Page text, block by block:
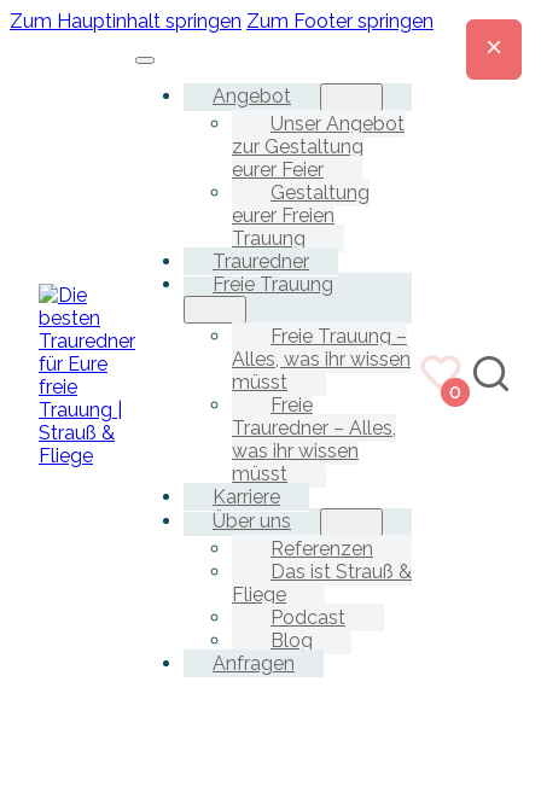
Zum Hauptinhalt springen Zum Footer springen
Angebot
Unser Angebot
zur Gestaltung
eurer Feier
Gestaltung
eurer Freien
Trauung
Trauredner
Freie Trauung
Freie Trauung –
Alles, was ihr wissen
müsst
Freie
Trauredner – Alles,
was ihr wissen
müsst
Karriere
Über uns
Referenzen
Das ist Strauß &
Fliege
Podcast
Blog
Anfragen
0